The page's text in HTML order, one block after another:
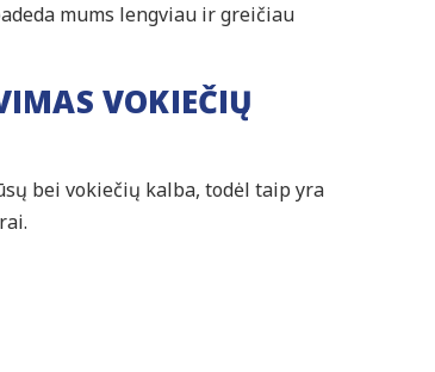
mums lengviau ir greičiau
VOKIEČIŲ
bei vokiečių kalba, todėl taip yra